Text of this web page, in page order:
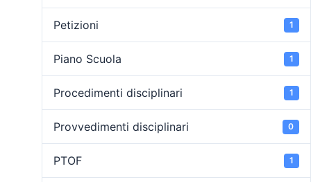
Petizioni 1
Piano Scuola 1
Procedimenti disciplinari 1
Provvedimenti disciplinari 0
PTOF 1